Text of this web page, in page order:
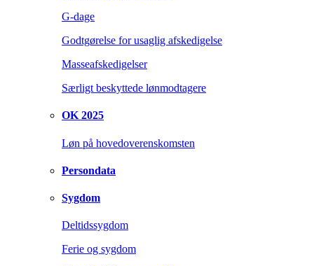
G-dage
Godtgørelse for usaglig afskedigelse
Masseafskedigelser
Særligt beskyttede lønmodtagere
OK 2025
Løn på hovedoverenskomsten
Persondata
Sygdom
Deltidssygdom
Ferie og sygdom